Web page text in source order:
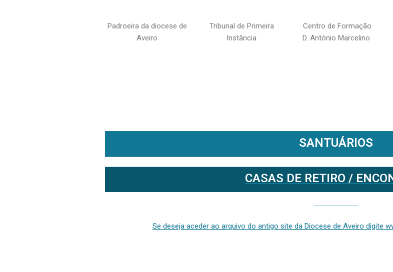
Padroeira da diocese de
Aveiro
Tribunal de Primeira
Instância
Centro de Formação
D. António Marcelino
SANTUÁRIOS
CASAS DE RETIRO /
Se deseja aceder ao arquivo do antigo site da Diocese de Aveiro digite